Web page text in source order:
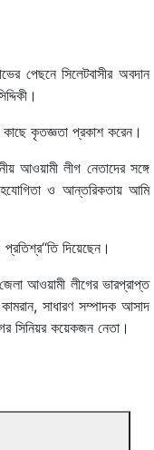
পেছনে সিলেটবাসীর অবদান
কাছে কৃতজ্ঞতা প্রকাশ করেন।
আওয়ামী লীগ নেতাদের সঙ্গে
সহযোগিতা ও আন্তরিকতায় আমি
দিয়েছেন।
আওয়ামী লীগের ভারপ্রাপ্ত
সাধারণ সম্পাদক আসাদ
সিনিয়র কয়েকজন নেতা।